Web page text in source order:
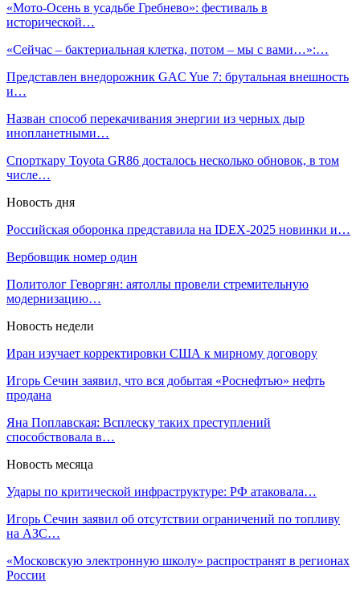
«Мото-Осень в усадьбе Гребнево»: фестиваль в
исторической…
«Сейчас – бактериальная клетка, потом – мы с вами…»:…
Представлен внедорожник GAC Yue 7: брутальная внешность
и…
Назван способ перекачивания энергии из черных дыр
инопланетными…
Спорткару Toyota GR86 досталось несколько обновок, в том
числе…
Новость дня
Российская оборонка представила на IDEX-2025 новинки и…
Вербовщик номер один
Политолог Геворгян: аятоллы провели стремительную
модернизацию…
Новость недели
Иран изучает корректировки США к мирному договору
Игорь Сечин заявил, что вся добытая «Роснефтью» нефть
продана
Яна Поплавская: Всплеску таких преступлений
способствовала в…
Новость месяца
Удары по критической инфраструктуре: РФ атаковала…
Игорь Сечин заявил об отсутствии ограничений по топливу
на АЗС…
«Московскую электронную школу» распространят в регионах
России